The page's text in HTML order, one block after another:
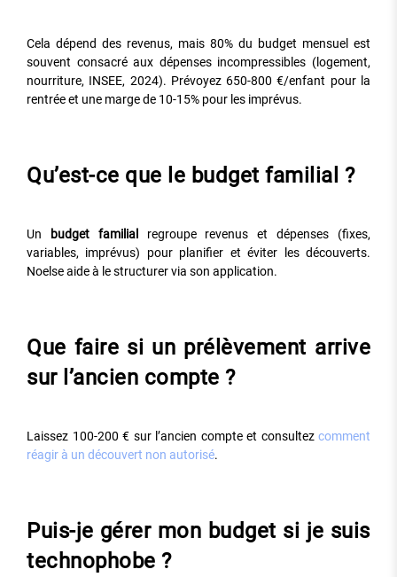
Cela dépend des revenus, mais 80% du budget mensuel est
souvent consacré aux dépenses incompressibles (logement,
nourriture, INSEE, 2024). Prévoyez 650-800 €/enfant pour la
rentrée et une marge de 10-15% pour les imprévus.
Qu’est-ce que le budget familial ?
Un budget familial
regroupe revenus et dépenses (fixes,
variables, imprévus) pour planifier et éviter les découverts.
Noelse aide à le structurer via son application.
Que faire si un prélèvement arrive
sur l’ancien compte ?
Laissez 100-200 € sur l’ancien compte et consultez comment
réagir à un découvert non autorisé.
Puis-je gérer mon budget si je suis
technophobe ?